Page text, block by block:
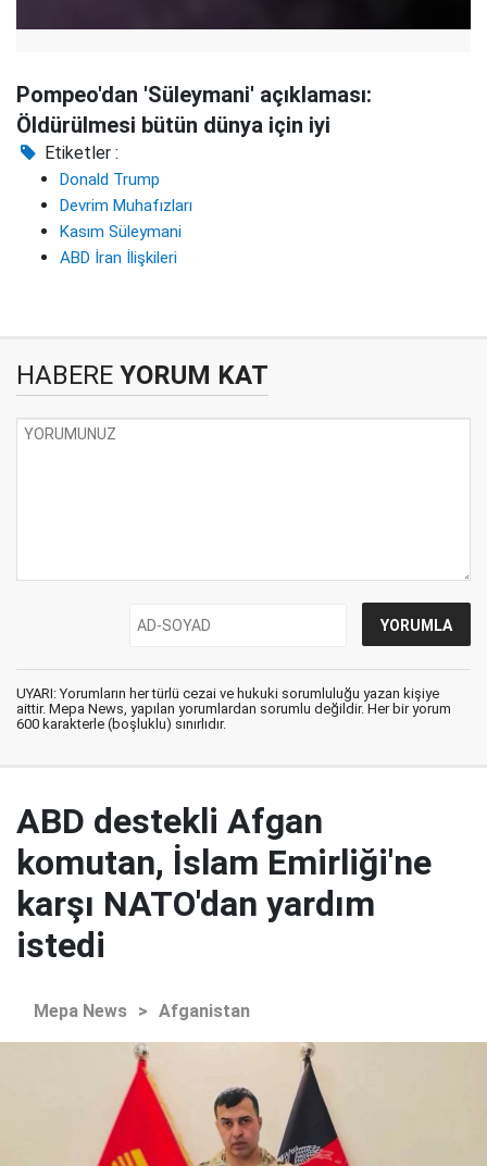
Pompeo'dan 'Süleymani' açıklaması:
Öldürülmesi bütün dünya için iyi
Etiketler :
Donald Trump
Devrim Muhafızları
Kasım Süleymani
ABD İran İlişkileri
HABERE YORUM KAT
UYARI: Yorumların her türlü cezai ve hukuki sorumluluğu yazan kişiye
aittir. Mepa News, yapılan yorumlardan sorumlu değildir. Her bir yorum
600 karakterle (boşluklu) sınırlıdır.
ABD destekli Afgan
komutan, İslam Emirliği'ne
karşı NATO'dan yardım
istedi
Mepa News > Afganistan